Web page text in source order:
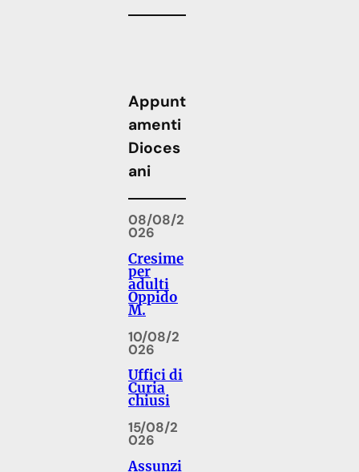
Appunt
amenti
Dioces
ani
08/08/2
026
Cresime
per
adulti
Oppido
M.
10/08/2
026
Uffici di
Curia
chiusi
15/08/2
026
Assunzi